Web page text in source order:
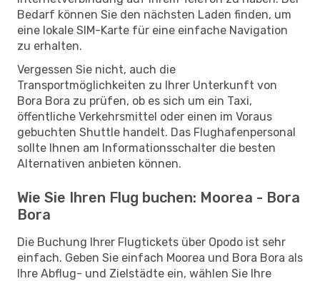
Bedarf können Sie den nächsten Laden finden, um
eine lokale SIM-Karte für eine einfache Navigation
zu erhalten.
Vergessen Sie nicht, auch die
Transportmöglichkeiten zu Ihrer Unterkunft von
Bora Bora zu prüfen, ob es sich um ein Taxi,
öffentliche Verkehrsmittel oder einen im Voraus
gebuchten Shuttle handelt. Das Flughafenpersonal
sollte Ihnen am Informationsschalter die besten
Alternativen anbieten können.
Wie Sie Ihren Flug buchen: Moorea - Bora
Bora
Die Buchung Ihrer Flugtickets über Opodo ist sehr
einfach. Geben Sie einfach Moorea und Bora Bora als
Ihre Abflug- und Zielstädte ein, wählen Sie Ihre